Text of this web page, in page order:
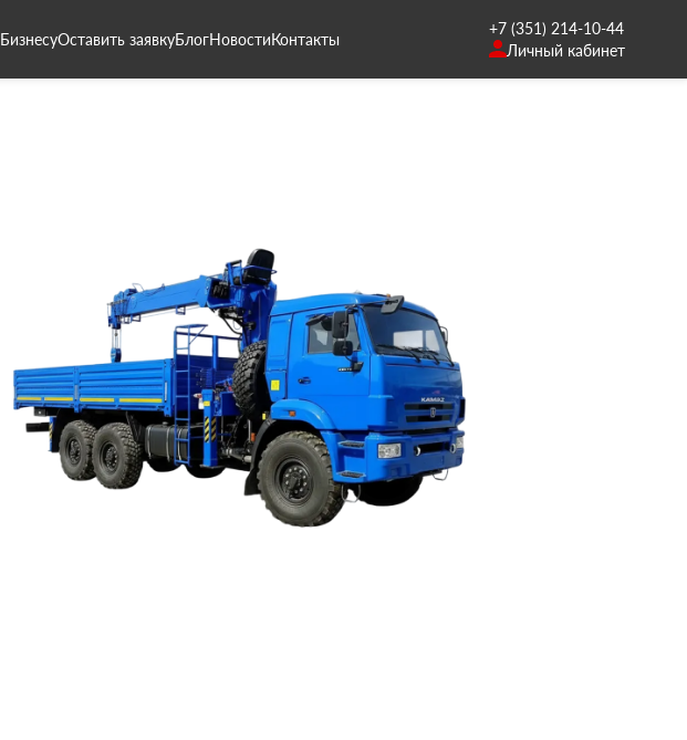
БизнесуОставить заявкуБлогНовостиКонтакты
+7 (351) 214-10-44
Личный кабинет